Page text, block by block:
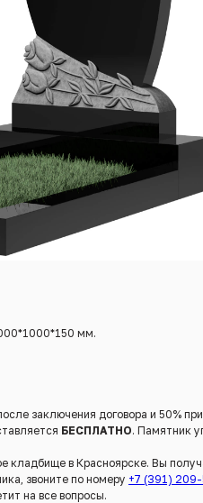
мм.
заключения договора и 50%
БЕСПЛАТНО. Памятник
в Красноярске. Вы
звоните по номеру +7 (391)
на все вопросы.